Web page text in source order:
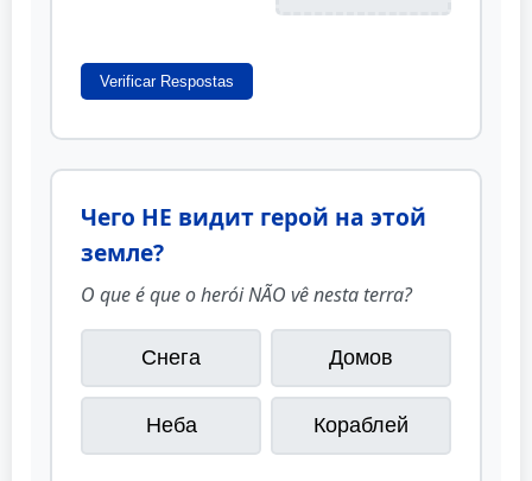
Verificar Respostas
Чего НЕ видит герой на этой
земле?
O que é que o herói NÃO vê nesta terra?
Снега Домов
Неба Кораблей